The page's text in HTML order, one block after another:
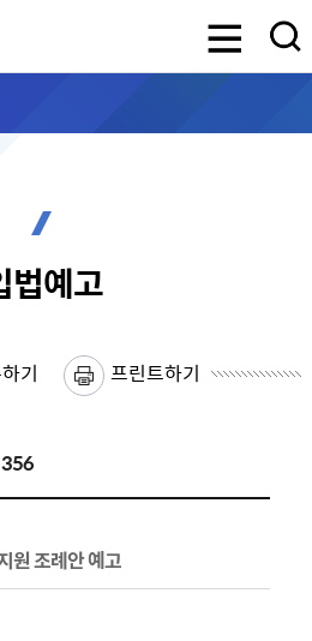
법예고
기 프린트하기
356
원 조례안 예고